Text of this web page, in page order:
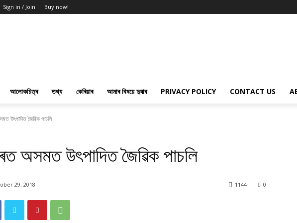
Sign in / Join Buy now!
আলোকচিত্ৰ তথ্য কেৰিয়াৰ আমাৰ বিষয়ে দুষাৰ PRIVACY POLICY CONTACT US
উৎপাদিত জৈৱিক পাচলি
অসমত উৎপাদিত জৈৱিক পাচলি
29, 2018 0
1144